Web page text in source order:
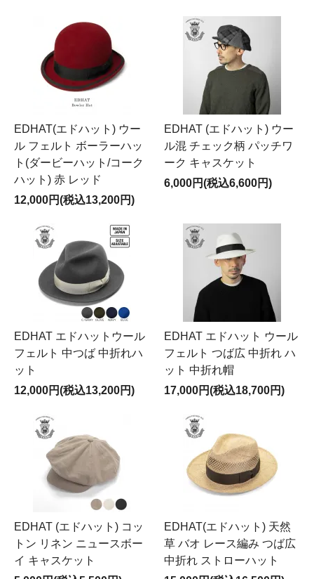
EDHAT(エドハット) ウー
ル フェルト ボーラーハッ
ト(ダービーハット/コーク
ハット) 赤 レッド
12,000円(税込13,200円)
EDHAT (エドハット) ウー
ル混 チェック柄 パッチワ
ーク キャスケット
6,000円(税込6,600円)
EDHAT エドハットウール
フェルト 中つば 中折れハ
ット
12,000円(税込13,200円)
EDHAT エドハット ウール
フェルト つば広 中折れ ハ
ット 中折れ帽
17,000円(税込18,700円)
EDHAT (エドハット) コッ
トン リネン ニュースボー
イ キャスケット
EDHAT(エドハット) 天然
草 バオ レース編み つば広
中折れ ストローハット